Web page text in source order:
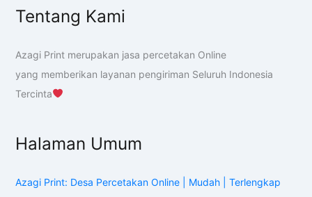
Tentang Kami
Azagi Print merupakan jasa percetakan Online
yang memberikan layanan pengiriman Seluruh Indonesia
Tercinta
Halaman Umum
Azagi Print: Desa Percetakan Online | Mudah | Terlengkap